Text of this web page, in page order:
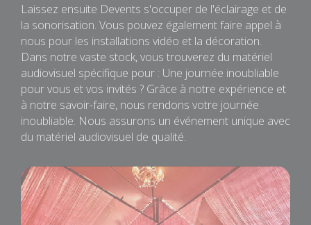
Laissez ensuite Devents s'occuper de l'éclairage et de
la sonorisation. Vous pouvez également faire appel à
nous pour les installations vidéo et la décoration.
Dans notre vaste stock, vous trouverez du matériel
audiovisuel spécifique pour : Une journée inoubliable
pour vous et vos invités ? Grâce à notre expérience et
à notre savoir-faire, nous rendons votre journée
inoubliable. Nous assurons un événement unique avec
du matériel audiovisuel de qualité.